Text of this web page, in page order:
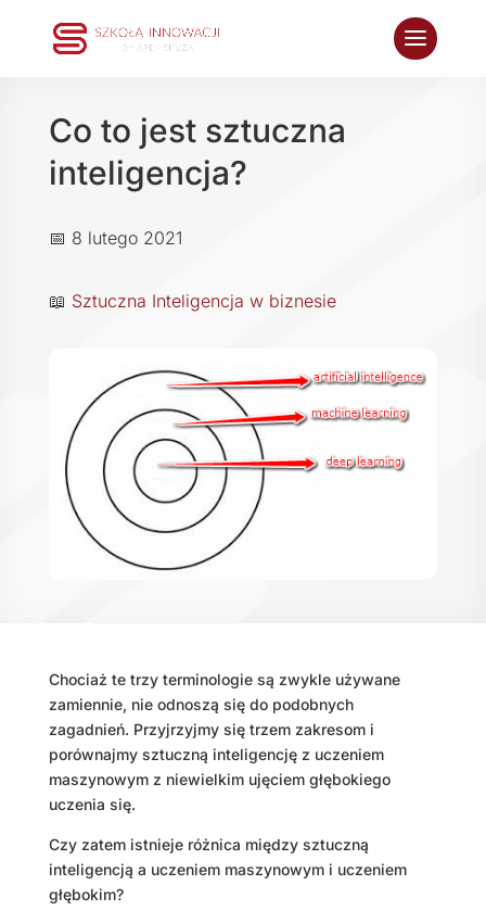
Co to jest sztuczna
inteligencja?
📅 8 lutego 2021
📖 Sztuczna Inteligencja w biznesie
Chociaż te trzy terminologie są zwykle używane
zamiennie, nie odnoszą się do podobnych
zagadnień. Przyjrzyjmy się trzem zakresom i
porównajmy sztuczną inteligencję z uczeniem
maszynowym z niewielkim ujęciem głębokiego
uczenia się.
Czy zatem istnieje różnica między sztuczną
inteligencją a uczeniem maszynowym i uczeniem
głębokim?